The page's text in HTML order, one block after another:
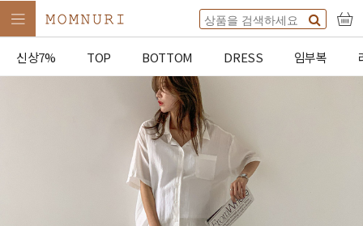
신상7% TOP BOTTOM DRESS 임부복